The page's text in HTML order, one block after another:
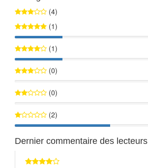
(4)
(1)
25%
(1)
25%
(0)
(0)
(2)
50%
Dernier commentaire des lecteurs